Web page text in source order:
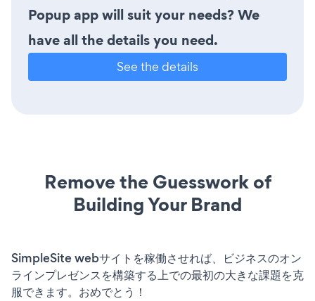
Popup app will suit your needs? We
have all the details you need.
See the details
Remove the Guesswork of
Building Your Brand
SimpleSite webサイトを稼働させれば、ビジネスのオン
ラインプレゼンスを構築する上での最初の大きな課題を克
服できます。おめでとう！